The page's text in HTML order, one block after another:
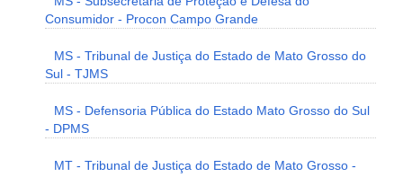
Consumidor - Procon Campo Grande
MS - Tribunal de Justiça do Estado de Mato Grosso do
Sul - TJMS
MS - Defensoria Pública do Estado Mato Grosso do Sul
- DPMS
MT - Tribunal de Justiça do Estado de Mato Grosso -